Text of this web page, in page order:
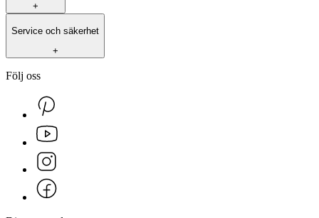
+
Service och säkerhet
+
Följ oss